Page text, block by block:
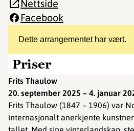
Dette arrangementet har vært.
Priser
Frits Thaulow
20. september 2025 – 4. januar
Frits Thaulow (1847 – 1906) var
internasjonalt anerkjente
Nettside
Facebook